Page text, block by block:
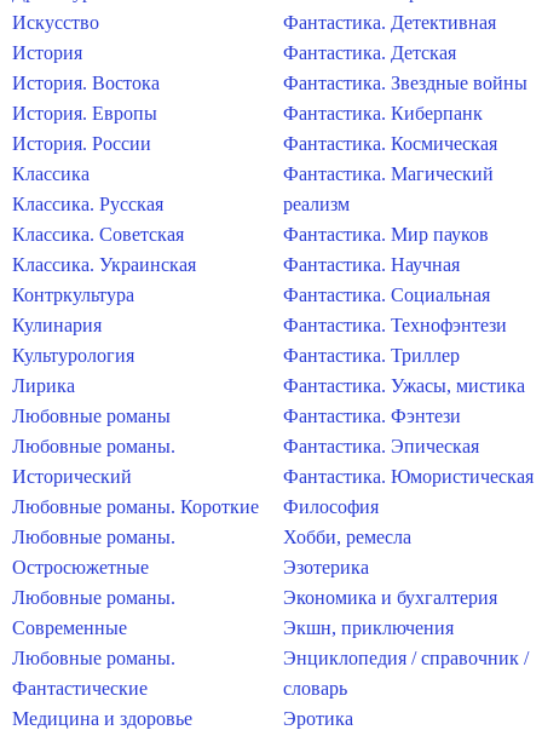
Искусство
История
История. Востока
История. Европы
История. России
Классика
Классика. Русская
Классика. Советская
Классика. Украинская
Контркультура
Кулинария
Культурология
Лирика
Любовные романы
Любовные романы.
Исторический
Любовные романы. Короткие
Любовные романы.
Остросюжетные
Любовные романы.
Современные
Любовные романы.
Фантастические
Медицина и здоровье
Фантастика. Детективная
Фантастика. Детская
Фантастика. Звездные войны
Фантастика. Киберпанк
Фантастика. Космическая
Фантастика. Магический
реализм
Фантастика. Мир пауков
Фантастика. Научная
Фантастика. Социальная
Фантастика. Технофэнтези
Фантастика. Триллер
Фантастика. Ужасы, мистика
Фантастика. Фэнтези
Фантастика. Эпическая
Фантастика. Юмористическая
Философия
Хобби, ремесла
Эзотерика
Экономика и бухгалтерия
Экшн, приключения
Энциклопедия / справочник /
словарь
Эротика